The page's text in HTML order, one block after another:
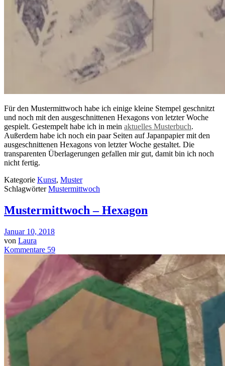
Für den Mustermittwoch habe ich einige kleine Stempel geschnitzt
und noch mit den ausgeschnittenen Hexagons von letzter Woche
gespielt. Gestempelt habe ich in mein aktuelles Musterbuch.
Außerdem habe ich noch ein paar Seiten auf Japanpapier mit den
ausgeschnittenen Hexagons von letzter Woche gestaltet. Die
transparenten Überlagerungen gefallen mir gut, damit bin ich noch
nicht fertig.
Kategorie Kunst, Muster
SchlagwörterMustermittwoch
Mustermittwoch – Hexagon
Januar 10, 2018
von Laura
Kommentare 59